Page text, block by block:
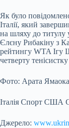
Як було
Італії, який
на шляху до титулу
Єлєну Рибакіну з
рейтингу WTA Ігу
четверту
Фото: Арата
Італія Спорт США
Джерело: